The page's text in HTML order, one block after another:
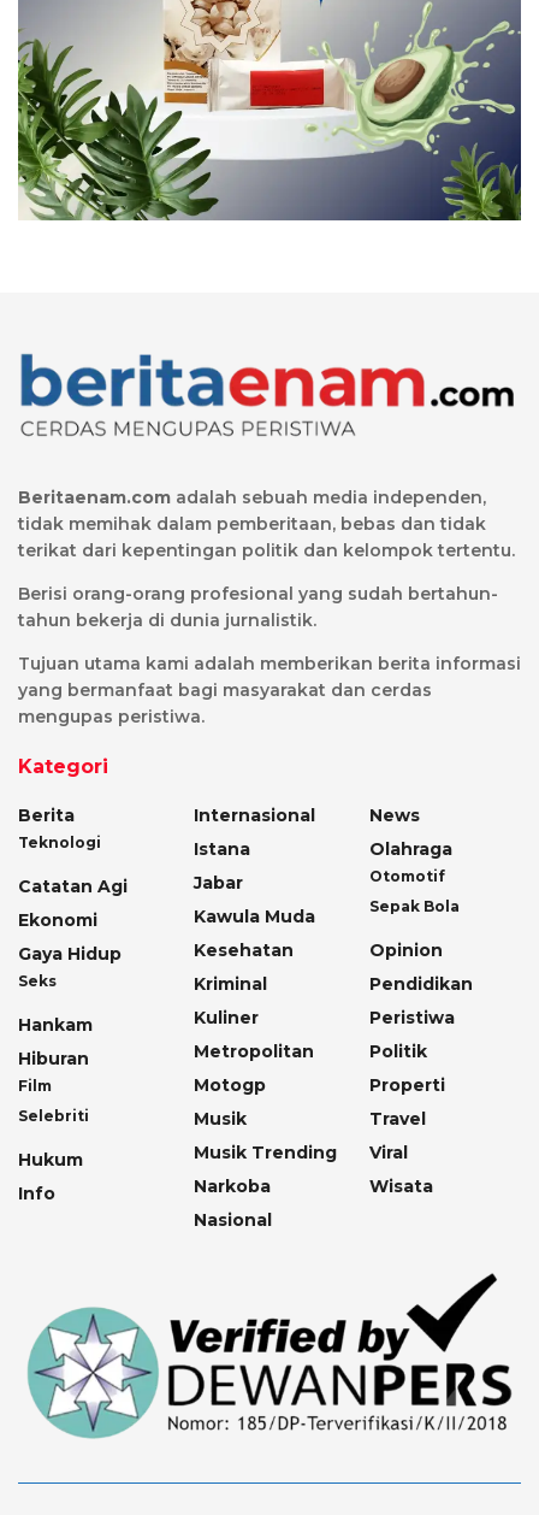
Beritaenam.com adalah sebuah media independen,
tidak memihak dalam pemberitaan, bebas dan tidak
terikat dari kepentingan politik dan kelompok tertentu.
Berisi orang-orang profesional yang sudah bertahun-
tahun bekerja di dunia jurnalistik.
Tujuan utama kami adalah memberikan berita informasi
yang bermanfaat bagi masyarakat dan cerdas
mengupas peristiwa.
Kategori
Berita
Teknologi
Catatan Agi
Ekonomi
Gaya Hidup
Seks
Hankam
Hiburan
Film
Selebriti
Hukum
Info
Internasional
Istana
Jabar
Kawula Muda
Kesehatan
Kriminal
Kuliner
Metropolitan
Motogp
Musik
Musik Trending
Narkoba
Nasional
News
Olahraga
Otomotif
Sepak Bola
Opinion
Pendidikan
Peristiwa
Politik
Properti
Travel
Viral
Wisata